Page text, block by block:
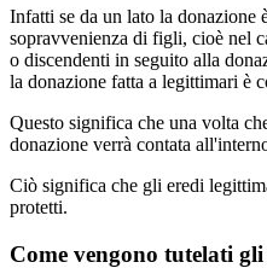
Infatti se da un lato la donazione
sopravvenienza di figli, cioè nel
o discendenti in seguito alla
la donazione fatta a legittimari è
Questo significa che una volta
donazione verrà contata
Ciò significa che gli eredi
protetti.
Come vengono tutelati